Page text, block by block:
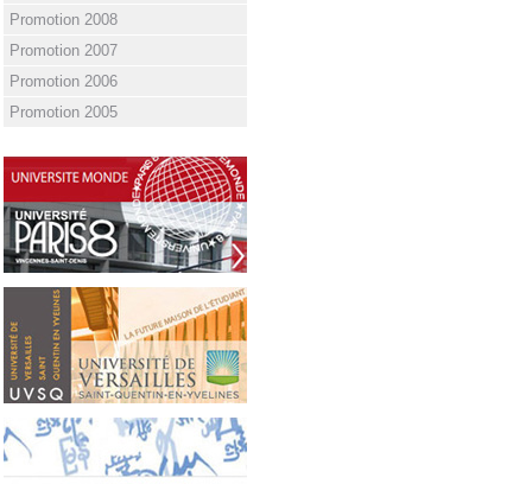
Promotion 2008
Promotion 2007
Promotion 2006
Promotion 2005